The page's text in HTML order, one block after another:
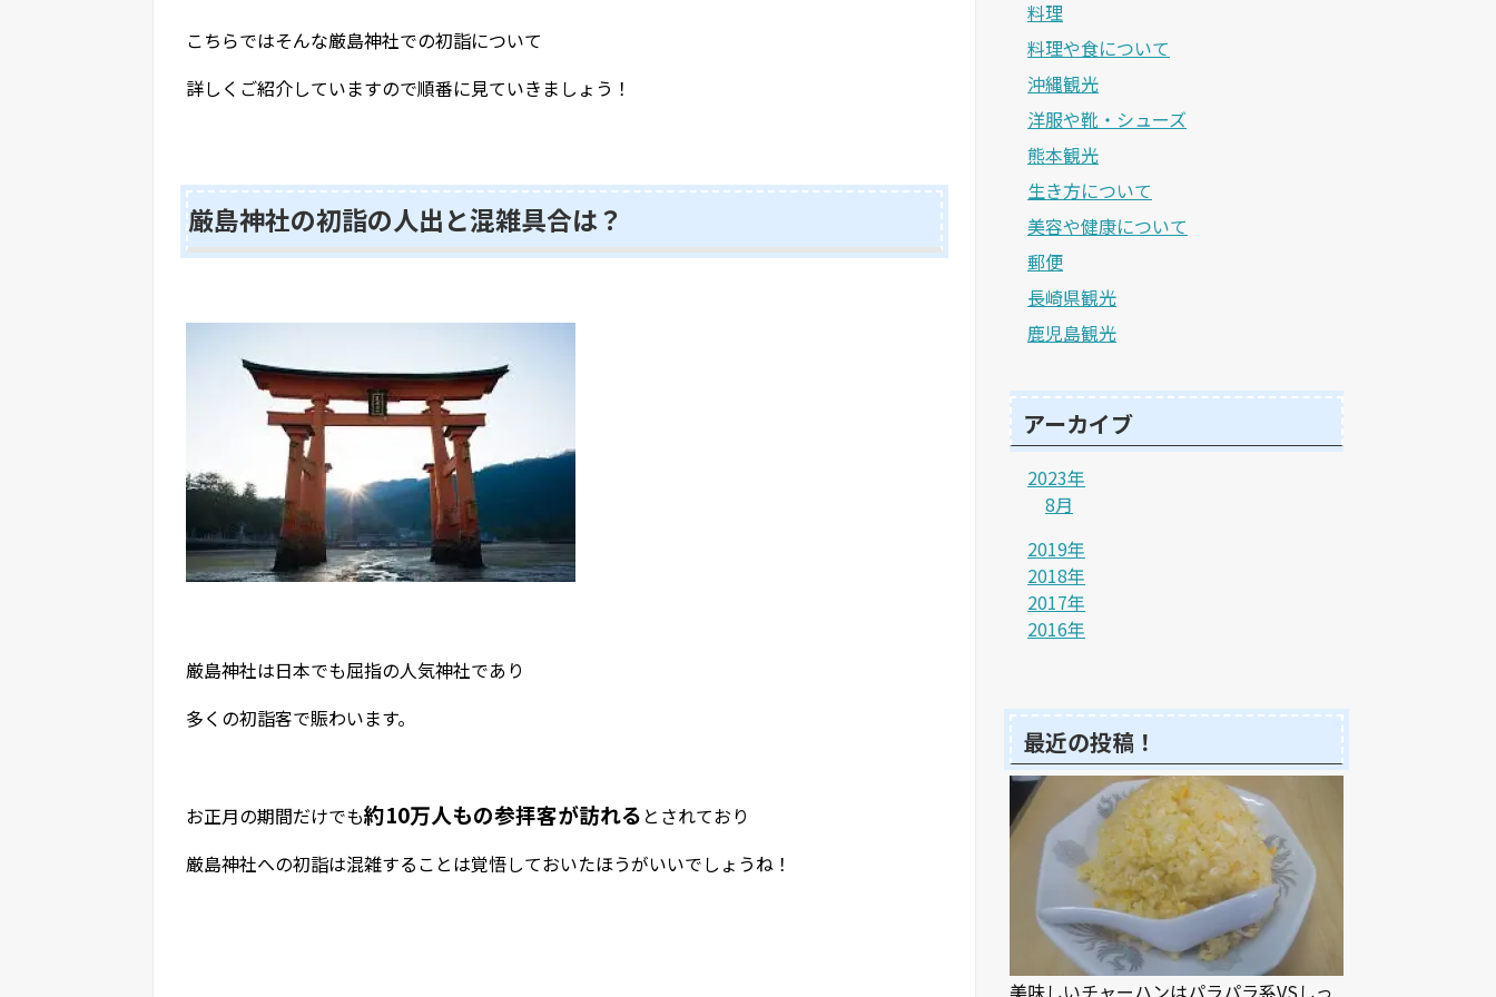
こちらではそんな厳島神社での初詣について
詳しくご紹介していますので順番に見ていきましょう！
厳島神社の初詣の人出と混雑具合は？
厳島神社は日本でも屈指の人気神社であり
多くの初詣客で賑わいます。
お正月の期間だけでも約10万人もの参拝客が訪れる とされており
厳島神社への初詣は混雑することは覚悟しておいたほうがいいでしょうね！
料理
料理や食について
沖縄観光
洋服や靴・シューズ
熊本観光
生き方について
美容や健康について
郵便
長崎県観光
鹿児島観光
アーカイブ
2023年
8月
2019年
2018年
2017年
2016年
最近の投稿！
美味しいチャーハンはパラパラ系VSしっ